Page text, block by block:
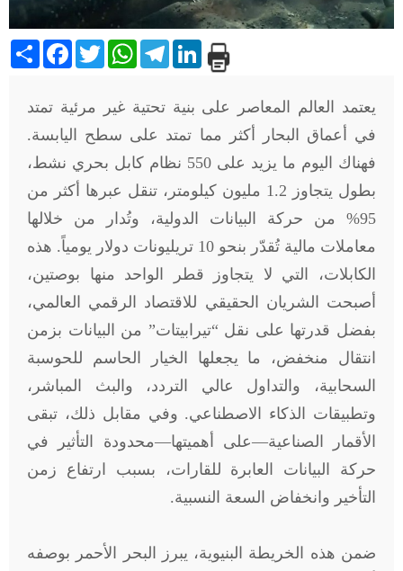
Share Facebook
TwitterWhatsAppTelegramLinkedIn
يعتمد العالم المعاصر على بنية تحتية غير مرئية تمتد
في أعماق البحار أكثر مما تمتد على سطح اليابسة.
فهناك اليوم ما يزيد على 550 نظام كابل بحري نشط،
بطول يتجاوز 1.2 مليون كيلومتر، تنقل عبرها أكثر من
95% من حركة البيانات الدولية، وتُدار من خلالها
معاملات مالية تُقدّر بنحو 10 تريليونات دولار يومياً. هذه
الكابلات، التي لا يتجاوز قطر الواحد منها بوصتين،
أصبحت الشريان الحقيقي للاقتصاد الرقمي العالمي،
بفضل قدرتها على نقل “تيرابيتات” من البيانات بزمن
انتقال منخفض، ما يجعلها الخيار الحاسم للحوسبة
السحابية، والتداول عالي التردد، والبث المباشر،
وتطبيقات الذكاء الاصطناعي. وفي مقابل ذلك، تبقى
الأقمار الصناعية—على أهميتها—محدودة التأثير في
حركة البيانات العابرة للقارات، بسبب ارتفاع زمن
التأخير وانخفاض السعة النسبية.
ضمن هذه الخريطة البنيوية، يبرز البحر الأحمر بوصفه